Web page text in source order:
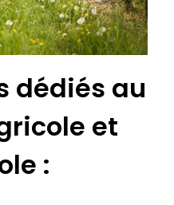
dédiés au
et
: